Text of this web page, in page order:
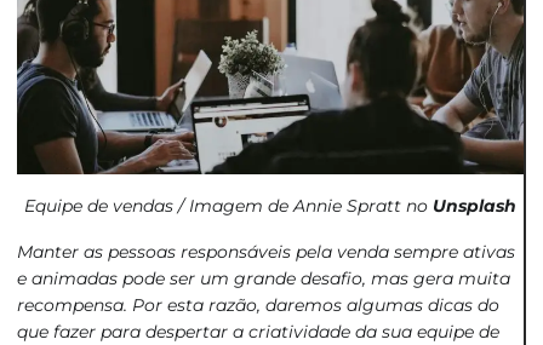
Equipe de vendas / Imagem de Annie Spratt no Unsplash
Manter as pessoas responsáveis pela venda sempre ativas
e animadas pode ser um grande desafio, mas gera muita
recompensa. Por esta razão, daremos algumas dicas do
que fazer para despertar a criatividade da sua equipe de